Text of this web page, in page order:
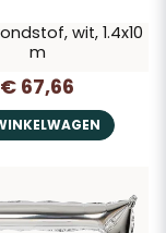
wit, 1.4x10
m
€ 67,66